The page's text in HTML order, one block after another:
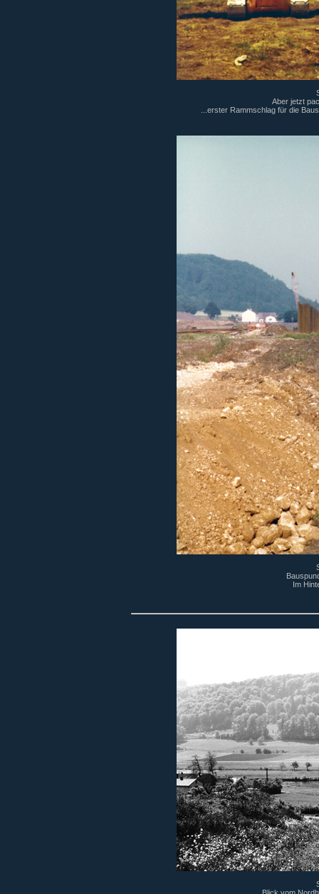
Aber jetzt
...erster Rammschlag für die
Im